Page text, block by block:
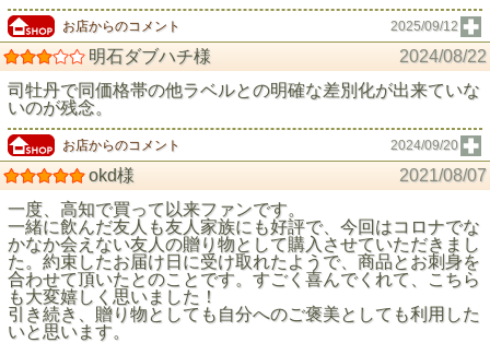
お店からのコメント 2025/09/12
明石ダブハチ様
2024/08/22
司牡丹で同価格帯の他ラベルとの明確な差別化が出来ていな
いのが残念。
お店からのコメント 2024/09/20
okd様
2021/08/07
一度、高知で買って以来ファンです。
一緒に飲んだ友人も友人家族にも好評で、今回はコロナでな
かなか会えない友人の贈り物として購入させていただきまし
た。約束したお届け日に受け取れたようで、商品とお刺身を
合わせて頂いたとのことです。すごく喜んでくれて、こちら
も大変嬉しく思いました！
引き続き、贈り物としても自分へのご褒美としても利用した
いと思います。